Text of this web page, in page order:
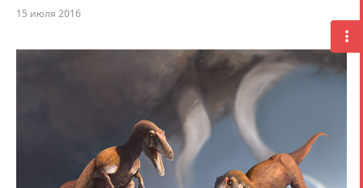
15 июля 2016